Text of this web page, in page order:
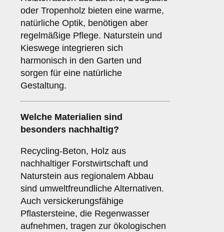
oder Tropenholz bieten eine warme,
natürliche Optik, benötigen aber
regelmäßige Pflege. Naturstein und
Kieswege integrieren sich
harmonisch in den Garten und
sorgen für eine natürliche
Gestaltung.
Welche Materialien sind
besonders nachhaltig?
Recycling-Beton, Holz aus
nachhaltiger Forstwirtschaft und
Naturstein aus regionalem Abbau
sind umweltfreundliche Alternativen.
Auch versickerungsfähige
Pflastersteine, die Regenwasser
aufnehmen, tragen zur ökologischen